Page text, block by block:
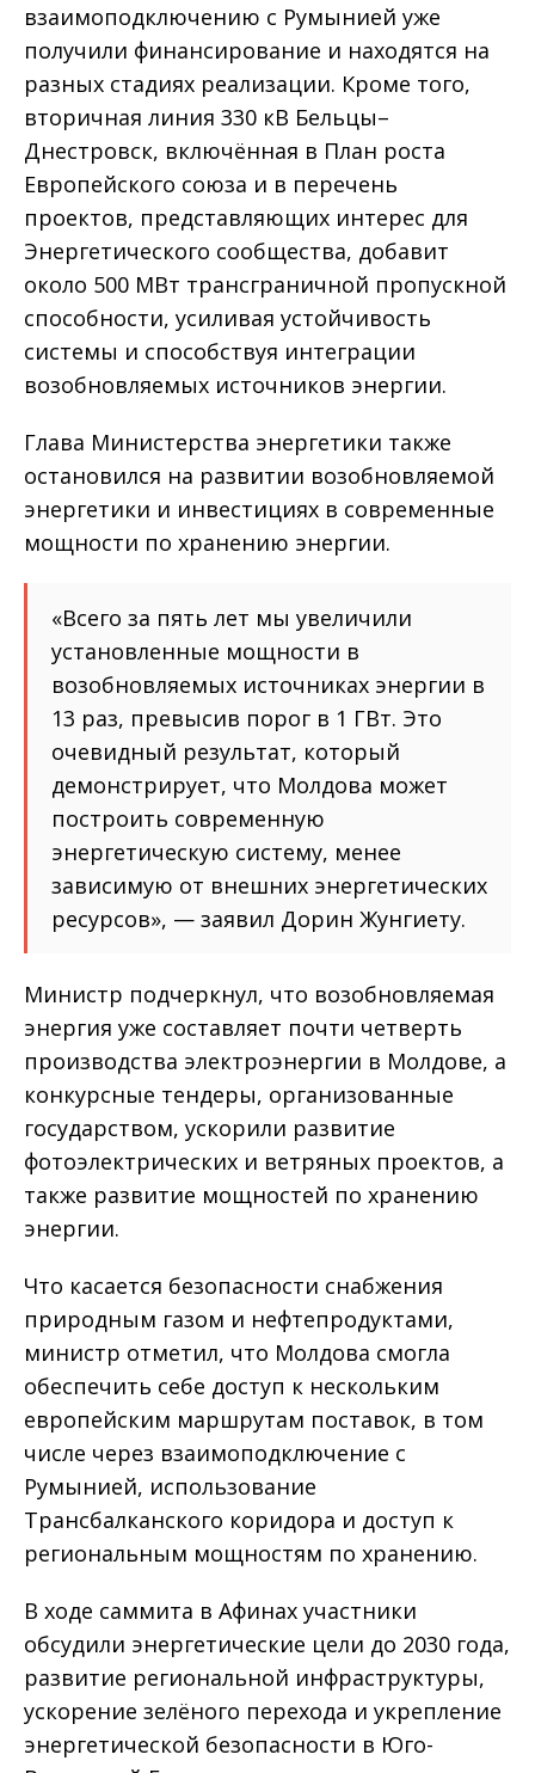
взаимоподключению с Румынией уже
получили финансирование и находятся на
разных стадиях реализации. Кроме того,
вторичная линия 330 кВ Бельцы–
Днестровск, включённая в План роста
Европейского союза и в перечень
проектов, представляющих интерес для
Энергетического сообщества, добавит
около 500 МВт трансграничной пропускной
способности, усиливая устойчивость
системы и способствуя интеграции
возобновляемых источников энергии.
Глава Министерства энергетики также
остановился на развитии возобновляемой
энергетики и инвестициях в современные
мощности по хранению энергии.
«Всего за пять лет мы увеличили
установленные мощности в
возобновляемых источниках энергии в
13 раз, превысив порог в 1 ГВт. Это
очевидный результат, который
демонстрирует, что Молдова может
построить современную
энергетическую систему, менее
зависимую от внешних энергетических
ресурсов», — заявил Дорин Жунгиету.
Министр подчеркнул, что возобновляемая
энергия уже составляет почти четверть
производства электроэнергии в Молдове, а
конкурсные тендеры, организованные
государством, ускорили развитие
фотоэлектрических и ветряных проектов, а
также развитие мощностей по хранению
энергии.
Что касается безопасности снабжения
природным газом и нефтепродуктами,
министр отметил, что Молдова смогла
обеспечить себе доступ к нескольким
европейским маршрутам поставок, в том
числе через взаимоподключение с
Румынией, использование
Трансбалканского коридора и доступ к
региональным мощностям по хранению.
В ходе саммита в Афинах участники
обсудили энергетические цели до 2030 года,
развитие региональной инфраструктуры,
ускорение зелёного перехода и укрепление
энергетической безопасности в Юго-